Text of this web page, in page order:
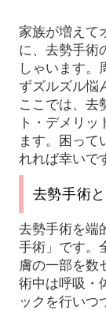
家族が増えて
に、去勢手術
しゃいます。
ずズルズル悩
ここでは、去
ト・デメリ
ます。困って
れれば幸いで
去勢手術と
去勢手術を端
手術」です。
膚の一部を数
術中は呼吸・
ックを行いつ